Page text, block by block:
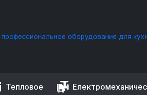
Тепловое
Тепловое оборудование Оборудование